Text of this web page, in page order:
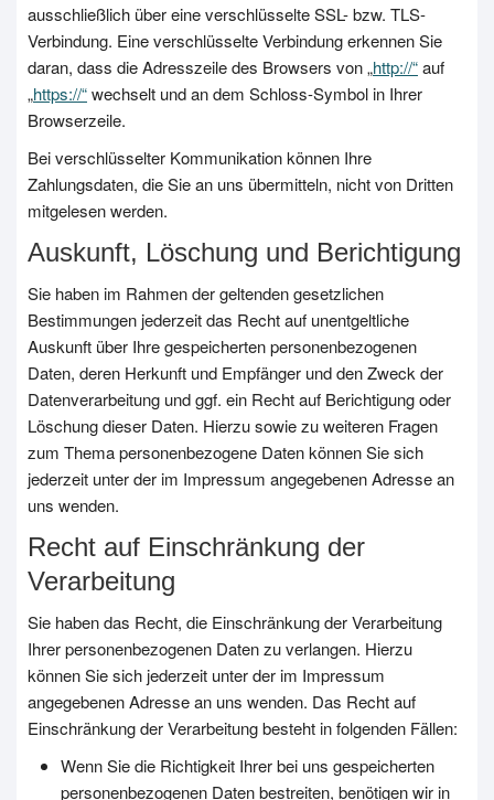
ausschließlich über eine verschlüsselte SSL- bzw. TLS-
Verbindung. Eine verschlüsselte Verbindung erkennen Sie
daran, dass die Adresszeile des Browsers von „http://“auf
„https://“wechselt und an dem Schloss-Symbol in Ihrer
Browserzeile.
Bei verschlüsselter Kommunikation können Ihre
Zahlungsdaten, die Sie an uns übermitteln, nicht von Dritten
mitgelesen werden.
Auskunft, Löschung und Berichtigung
Sie haben im Rahmen der geltenden gesetzlichen
Bestimmungen jederzeit das Recht auf unentgeltliche
Auskunft über Ihre gespeicherten personenbezogenen
Daten, deren Herkunft und Empfänger und den Zweck der
Datenverarbeitung und ggf. ein Recht auf Berichtigung oder
Löschung dieser Daten. Hierzu sowie zu weiteren Fragen
zum Thema personenbezogene Daten können Sie sich
jederzeit unter der im Impressum angegebenen Adresse an
uns wenden.
Recht auf Einschränkung der
Verarbeitung
Sie haben das Recht, die Einschränkung der Verarbeitung
Ihrer personenbezogenen Daten zu verlangen. Hierzu
können Sie sich jederzeit unter der im Impressum
angegebenen Adresse an uns wenden. Das Recht auf
Einschränkung der Verarbeitung besteht in folgenden Fällen:
Wenn Sie die Richtigkeit Ihrer bei uns gespeicherten
personenbezogenen Daten bestreiten, benötigen wir in